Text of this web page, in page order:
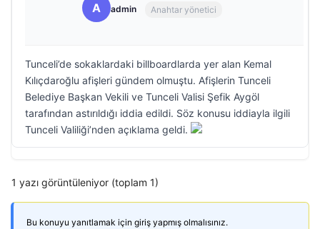
A admin Anahtar yönetici
Tunceli’de sokaklardaki billboardlarda yer alan Kemal
Kılıçdaroğlu afişleri gündem olmuştu. Afişlerin Tunceli
Belediye Başkan Vekili ve Tunceli Valisi Şefik Aygöl
tarafından astırıldığı iddia edildi. Söz konusu iddiayla ilgili
Tunceli Valiliği’nden açıklama geldi.
1 yazı görüntüleniyor (toplam 1)
Bu konuyu yanıtlamak için giriş yapmış olmalısınız.